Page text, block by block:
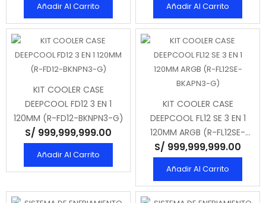
Añadir Al Carrito Añadir Al Carrito
KIT COOLER CASE
DEEPCOOL FD12 3 EN 1
120MM (R-FD12-BKNPN3-G)
S/ 999,999,999.00
Añadir Al Carrito
KIT COOLER CASE
DEEPCOOL FL12 SE 3 EN 1
120MM ARGB (R-FL12SE-
BKAPN3-G)
S/ 999,999,999.00
Añadir Al Carrito